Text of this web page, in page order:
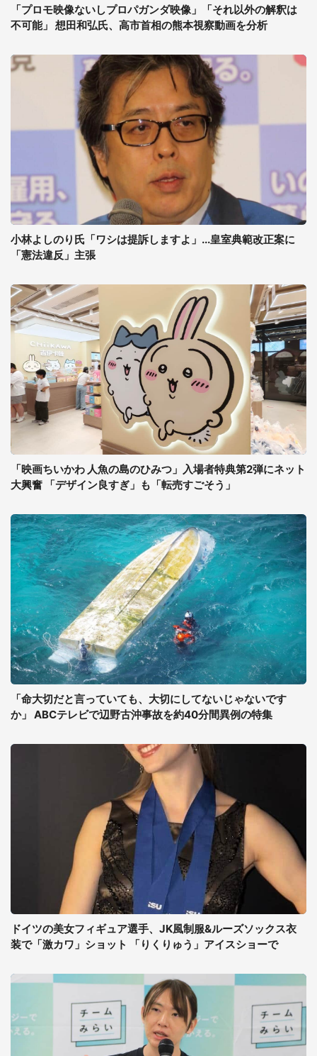
「プロモ映像ないしプロパガンダ映像」「それ以外の解釈は
不可能」 想田和弘氏、高市首相の熊本視察動画を分析
小林よしのり氏「ワシは提訴しますよ」...皇室典範改正案に
「憲法違反」主張
「映画ちいかわ 人魚の島のひみつ」入場者特典第2弾にネット
大興奮 「デザイン良すぎ」も「転売すごそう」
「命大切だと言っていても、大切にしてないじゃないです
か」 ABCテレビで辺野古沖事故を約40分間異例の特集
ドイツの美女フィギュア選手、JK風制服&ルーズソックス衣
装で「激カワ」ショット 「りくりゅう」アイスショーで